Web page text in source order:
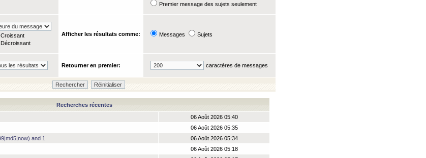
Premier message des sujets seulement
Croissant
Décroissant
Afficher les résultats comme: Messages Sujets
Retourner en premier: caractères de messages
Recherches récentes
06 Août 2026 05:40
06 Août 2026 05:35
and 1
06 Août 2026 05:34
06 Août 2026 05:18